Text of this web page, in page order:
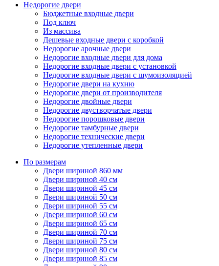
Недорогие двери
Бюджетные входные двери
Под ключ
Из массива
Дешевые входные двери с коробкой
Недорогие арочные двери
Недорогие входные двери для дома
Недорогие входные двери с установкой
Недорогие входные двери с шумоизоляцией
Недорогие двери на кухню
Недорогие двери от производителя
Недорогие двойные двери
Недорогие двустворчатые двери
Недорогие порошковые двери
Недорогие тамбурные двери
Недорогие технические двери
Недорогие утепленные двери
По размерам
Двери шириной 860 мм
Двери шириной 40 см
Двери шириной 45 см
Двери шириной 50 см
Двери шириной 55 см
Двери шириной 60 см
Двери шириной 65 см
Двери шириной 70 см
Двери шириной 75 см
Двери шириной 80 см
Двери шириной 85 см